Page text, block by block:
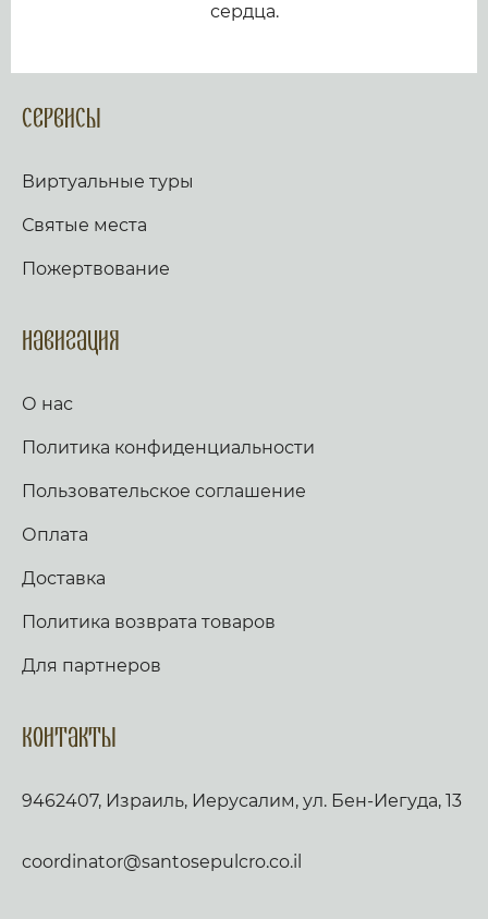
сердца.
Сервисы
Виртуальные туры
Святые места
Пожертвование
Навигация
О нас
Политика конфиденциальности
Пользовательское соглашение
Оплата
Доставка
Политика возврата товаров
Для партнеров
Контакты
9462407, Израиль, Иерусалим, ул. Бен-Иегуда, 13
coordinator@santosepulcro.co.il